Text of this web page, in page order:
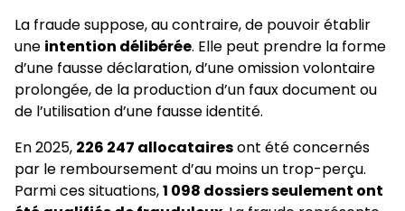
La fraude suppose, au contraire, de pouvoir établir
une intention délibérée. Elle peut prendre la forme
d’une fausse déclaration, d’une omission volontaire
prolongée, de la production d’un faux document ou
de l’utilisation d’une fausse identité.
En 2025, 226 247 allocatairesont été concernés
par le remboursement d’au moins un trop-perçu.
Parmi ces situations,1 098 dossiers seulement ont